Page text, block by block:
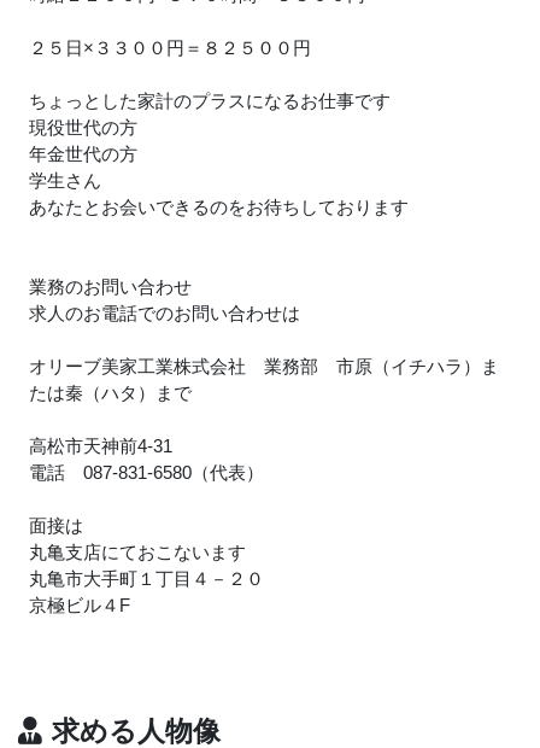
２５日×３３００円＝８２５００円
ちょっとした家計のプラスになるお仕事です
現役世代の方
年金世代の方
学生さん
あなたとお会いできるのをお待ちしております
業務のお問い合わせ
求人のお電話でのお問い合わせは
オリーブ美家工業株式会社 業務部 市原（イチハラ）ま
たは秦（ハタ）まで
高松市天神前4-31
電話 087-831-6580（代表）
面接は
丸亀支店にておこないます
丸亀市大手町１丁目４－２０
京極ビル４F
求める人物像